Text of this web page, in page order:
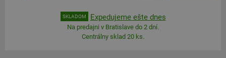
SKLADOM Expedujeme ešte dnes
Na predajni v Bratislave do 2 dní.
Centrálny sklad 20 ks.